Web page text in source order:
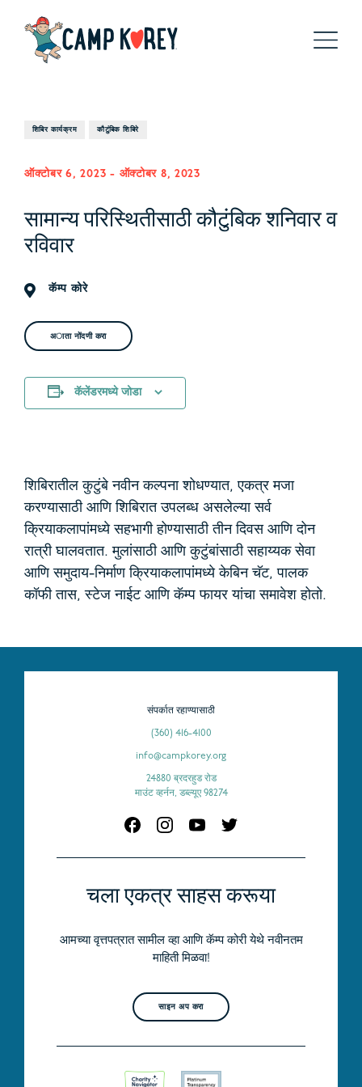
शिबिर कार्यक्रम कौटुंबिक शिबिरे
ऑक्टोबर 6, 2023 - ऑक्टोबर 8, 2023
सामान्य परिस्थितीसाठी कौटुंबिक शनिवार व
रविवार
कॅम्प कोरे
अाता नोंदणी करा
कॅलेंडरमध्ये जोडा
शिबिरातील कुटुंबे नवीन कल्पना शोधण्यात, एकत्र मजा
करण्यासाठी आणि शिबिरात उपलब्ध असलेल्या सर्व
क्रियाकलापांमध्ये सहभागी होण्यासाठी तीन दिवस आणि दोन
रात्री घालवतात. मुलांसाठी आणि कुटुंबांसाठी सहाय्यक सेवा
आणि समुदाय-निर्माण क्रियाकलापांमध्ये केबिन चॅट, पालक
कॉफी तास, स्टेज नाईट आणि कॅम्प फायर यांचा समावेश होतो.
चला एकत्र साहस करूया
आमच्या वृत्तपत्रात सामील व्हा आणि कॅम्प कोरी येथे नवीनतम
माहिती मिळवा!
साइन अप करा
संपर्कात रहाण्यासाठी
(360) 416-4100
info@campkorey.org
24880 ब्रदरहुड रोड
माउंट व्हर्नन, डब्ल्यूए 98274